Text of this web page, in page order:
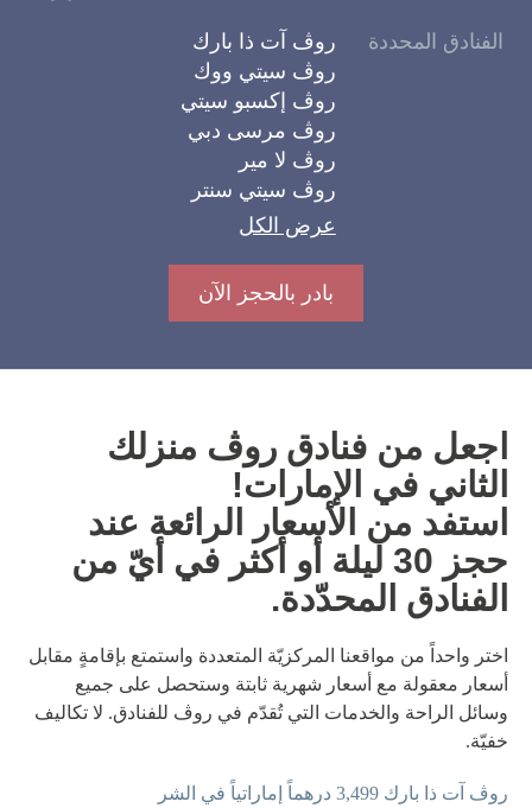
الاجتماعات
العروض الشهرية
Deutsch
Español
Italiano
Русский
مدونة
روڤ هوم
إتش كيو باي روڤ
الوظائف
جهة الاتصال
الفنادق المحددة
روڤ آت ذا بارك
روڤ سيتي ووك
روڤ إكسبو سيتي
روڤ مرسى دبي
روڤ لا مير
روڤ سيتي سنتر
عرض الكل
بادر بالحجز الآن
اجعل من فنادق روڤ منزلك
الثاني في الإمارات!
استفد من الأسعار الرائعة عند
حجز 30 ليلة أو أكثر في أيّ من
الفنادق المحدّدة.
اختر واحداً من مواقعنا المركزيّة المتعددة واستمتع بإقامةٍ مقابل
أسعار معقولة مع أسعار شهرية ثابتة وستحصل على جميع
وسائل الراحة والخدمات التي تُقدّم في روڤ للفنادق. لا تكاليف
خفيّة.
روڤ آت ذا بارك 3,499 درهماً إماراتياً في الشر